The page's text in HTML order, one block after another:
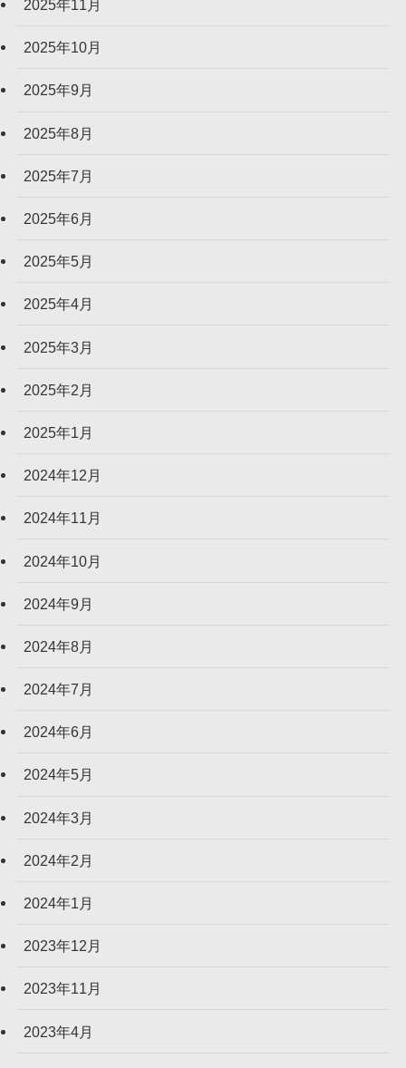
2025年11月
2025年10月
2025年9月
2025年8月
2025年7月
2025年6月
2025年5月
2025年4月
2025年3月
2025年2月
2025年1月
2024年12月
2024年11月
2024年10月
2024年9月
2024年8月
2024年7月
2024年6月
2024年5月
2024年3月
2024年2月
2024年1月
2023年12月
2023年11月
2023年4月